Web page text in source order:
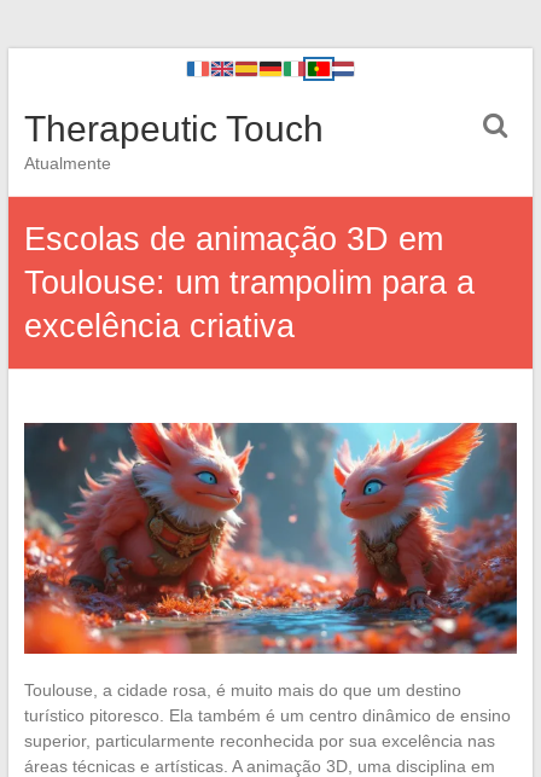
Therapeutic Touch
Atualmente
Escolas de animação 3D em
Toulouse: um trampolim para a
excelência criativa
Toulouse, a cidade rosa, é muito mais do que um destino
turístico pitoresco. Ela também é um centro dinâmico de ensino
superior, particularmente reconhecida por sua excelência nas
áreas técnicas e artísticas. A animação 3D, uma disciplina em